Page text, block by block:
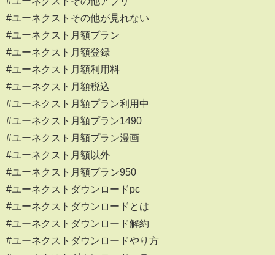
#ユーネクストその他が見れない
#ユーネクスト月額プラン
#ユーネクスト月額登録
#ユーネクスト月額利用料
#ユーネクスト月額税込
#ユーネクスト月額プラン利用中
#ユーネクスト月額プラン1490
#ユーネクスト月額プラン漫画
#ユーネクスト月額以外
#ユーネクスト月額プラン950
#ユーネクストダウンロードpc
#ユーネクストダウンロードとは
#ユーネクストダウンロード解約
#ユーネクストダウンロードやり方